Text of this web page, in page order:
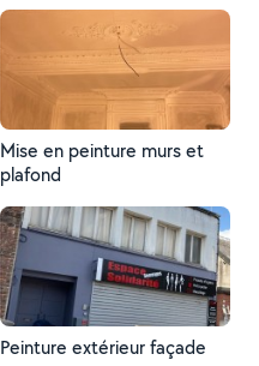
Mise en peinture murs et
plafond
Peinture extérieur façade